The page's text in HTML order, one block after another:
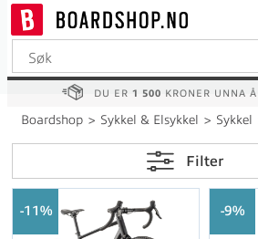
DU ER 1 500 KRONER UNNA
Boardshop>Sykkel & Elsykkel >Sykkel
Filter
11% 9%